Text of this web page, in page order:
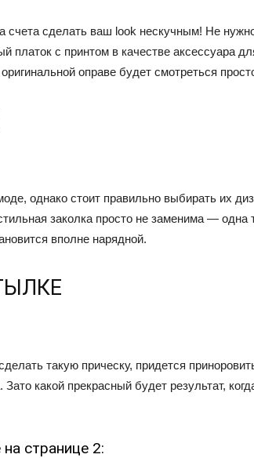
счета сделать ваш look нескучным! Не
платок с принтом в качестве аксессуара
оправе будет смотреться
однако стоит правильно выбирать их
заколка просто не заменима — одна
вполне нарядной.
такую прическу, придется
Зато какой прекрасный будет результат,
странице 2: